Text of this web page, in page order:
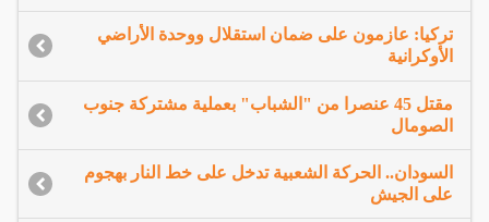
تركيا: عازمون على ضمان استقلال ووحدة الأراضي
الأوكرانية
مقتل 45 عنصرا من "الشباب" بعملية مشتركة جنوب
الصومال
السودان.. الحركة الشعبية تدخل على خط النار بهجوم
على الجيش